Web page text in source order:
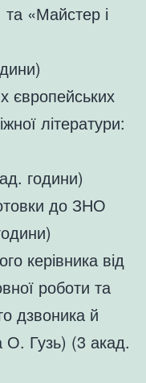
«Майстер і
європейських
літератури:
години)
до ЗНО
керівника від
роботи та
дзвоника й
О. Гузь) (3 акад.